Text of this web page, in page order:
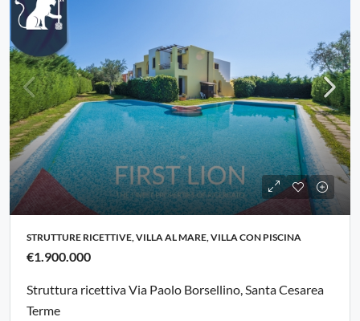
STRUTTURE RICETTIVE, VILLA AL MARE, VILLA CON PISCINA
€1.900.000
Struttura ricettiva Via Paolo Borsellino, Santa Cesarea
Terme